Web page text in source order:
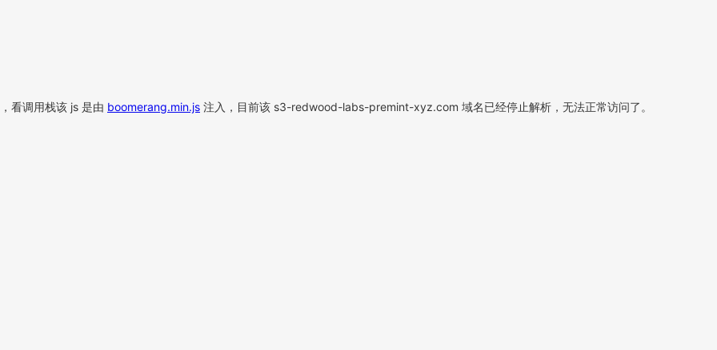
看调用栈该 js 是由 boomerang.min.js 注入，目前该 s3-redwood-labs-premint-xyz.com 域名已经停止解析，无法正常访问了。